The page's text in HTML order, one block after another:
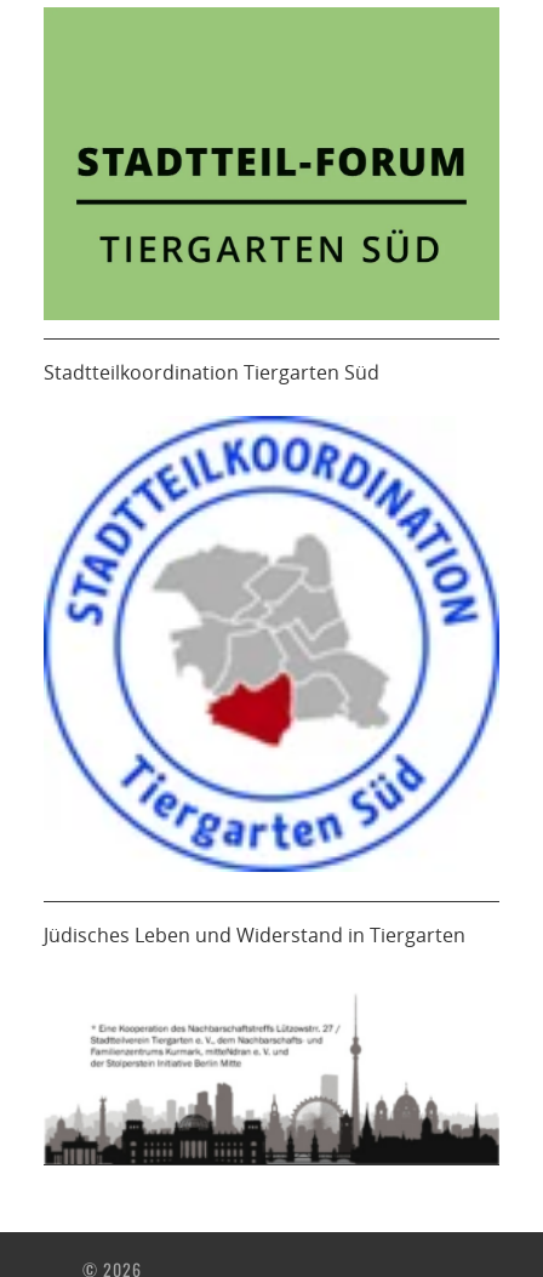
Stadtteilkoordination Tiergarten Süd
Jüdisches Leben und Widerstand in Tiergarten
© 2026